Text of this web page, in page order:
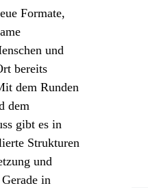
Formate,
und
bereits
dem Runden
dem
gibt es in
Strukturen
und
in